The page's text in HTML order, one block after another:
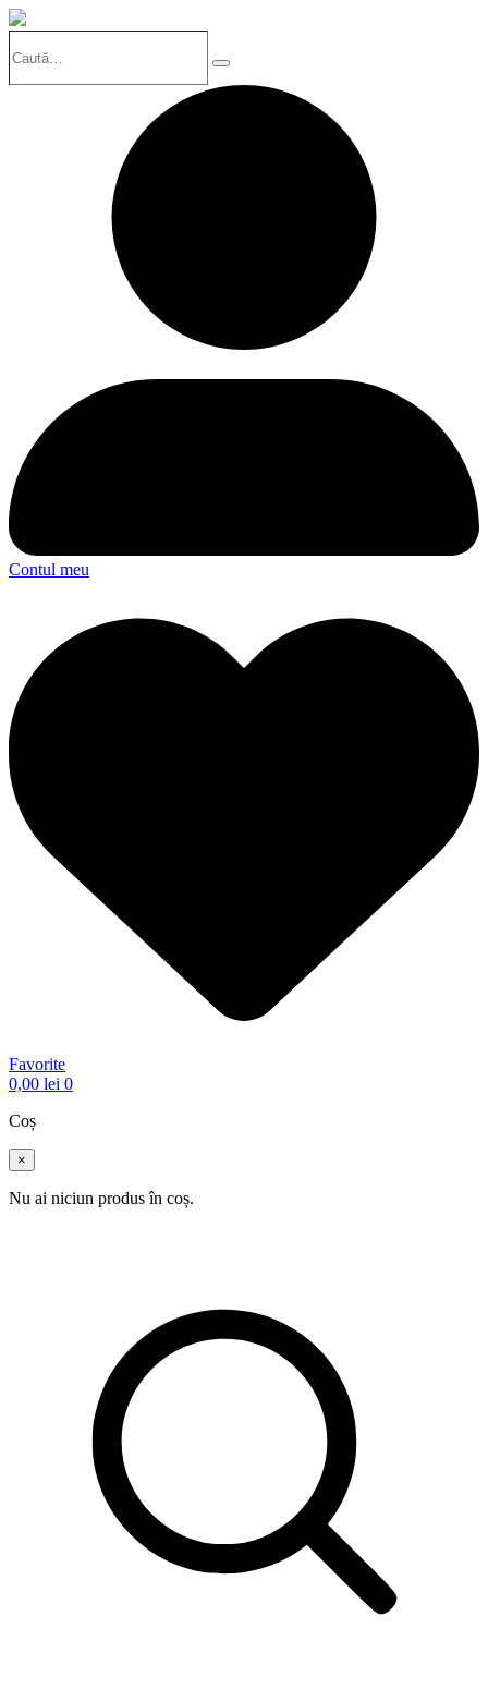
Search
Contul meu
Favorite
0,00 lei 0
Coș
×
Nu ai niciun produs în coș.